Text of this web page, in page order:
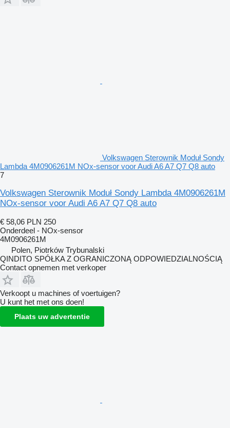
Volkswagen Sterownik Moduł Sondy
Lambda 4M0906261M NOx-sensor voor Audi A6 A7 Q7 Q8 auto
7
Volkswagen Sterownik Moduł Sondy Lambda 4M0906261M
NOx-sensor voor Audi A6 A7 Q7 Q8 auto
€ 58,06 PLN 250
Onderdeel - NOx-sensor
4M0906261M
Polen, Piotrków Trybunalski
QINDITO SPÓŁKA Z OGRANICZONĄ ODPOWIEDZIALNOŚCIĄ
Contact opnemen met verkoper
Verkoopt u machines of voertuigen?
U kunt het met ons doen!
Plaats uw advertentie